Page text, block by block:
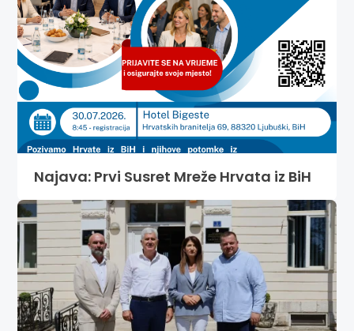
Najava: Prvi Susret Mreže Hrvata iz BiH